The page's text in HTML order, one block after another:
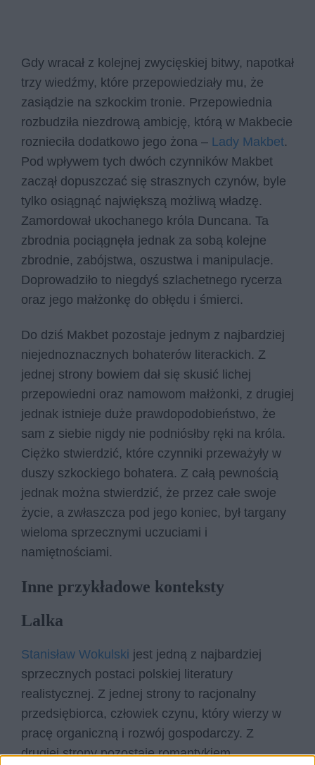
Gdy wracał z kolejnej zwycięskiej bitwy, napotkał
trzy wiedźmy, które przepowiedziały mu, że
zasiądzie na szkockim tronie. Przepowiednia
rozbudziła niezdrową ambicję, którą w Makbecie
roznieciła dodatkowo jego żona – Lady Makbet.
Pod wpływem tych dwóch czynników Makbet
zaczął dopuszczać się strasznych czynów, byle
tylko osiągnąć największą możliwą władzę.
Zamordował ukochanego króla Duncana. Ta
zbrodnia pociągnęła jednak za sobą kolejne
zbrodnie, zabójstwa, oszustwa i manipulacje.
Doprowadziło to niegdyś szlachetnego rycerza
oraz jego małżonkę do obłędu i śmierci.
Do dziś Makbet pozostaje jednym z najbardziej
niejednoznacznych bohaterów literackich. Z
jednej strony bowiem dał się skusić lichej
przepowiedni oraz namowom małżonki, z drugiej
jednak istnieje duże prawdopodobieństwo, że
sam z siebie nigdy nie podniósłby ręki na króla.
Ciężko stwierdzić, które czynniki przeważyły w
duszy szkockiego bohatera. Z całą pewnością
jednak można stwierdzić, że przez całe swoje
życie, a zwłaszcza pod jego koniec, był targany
wieloma sprzecznymi uczuciami i
namiętnościami.
Inne przykładowe konteksty
Lalka
Stanisław Wokulski jest jedną z najbardziej
sprzecznych postaci polskiej literatury
realistycznej. Z jednej strony to racjonalny
przedsiębiorca, człowiek czynu, który wierzy w
pracę organiczną i rozwój gospodarczy. Z
drugiej strony pozostaje romantykiem,